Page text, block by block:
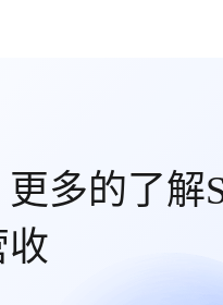
多的了解
收